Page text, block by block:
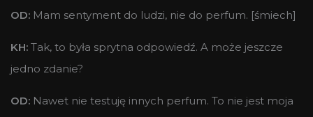
OD: Mam sentyment do ludzi, nie do perfum. [śmiech]
KH: Tak, to była sprytna odpowiedź. A może jeszcze
jedno zdanie?
OD: Nawet nie testuję innych perfum. To nie jest moja